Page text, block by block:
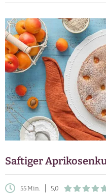
Saftiger
55 Min. 5,0